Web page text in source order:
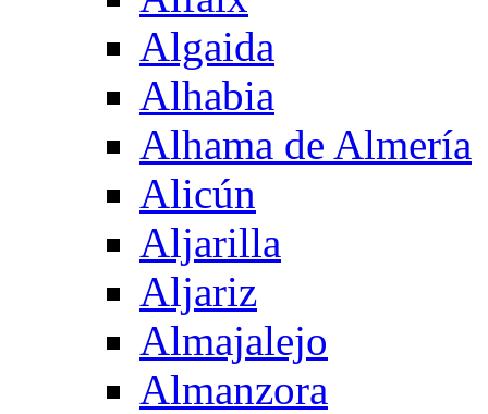
Algaida
Alhabia
Alhama de Almería
Alicún
Aljarilla
Aljariz
Almajalejo
Almanzora